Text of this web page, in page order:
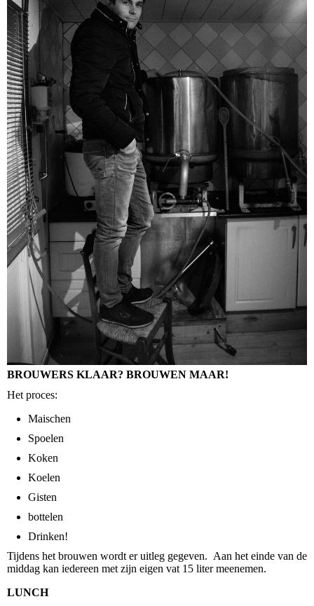
BROUWERS KLAAR? BROUWEN MAAR!
Het proces:
Maischen
Spoelen
Koken
Koelen
Gisten
bottelen
Drinken!
Tijdens het brouwen wordt er uitleg gegeven. Aan het einde van de
middag kan iedereen met zijn eigen vat 15 liter meenemen.
LUNCH